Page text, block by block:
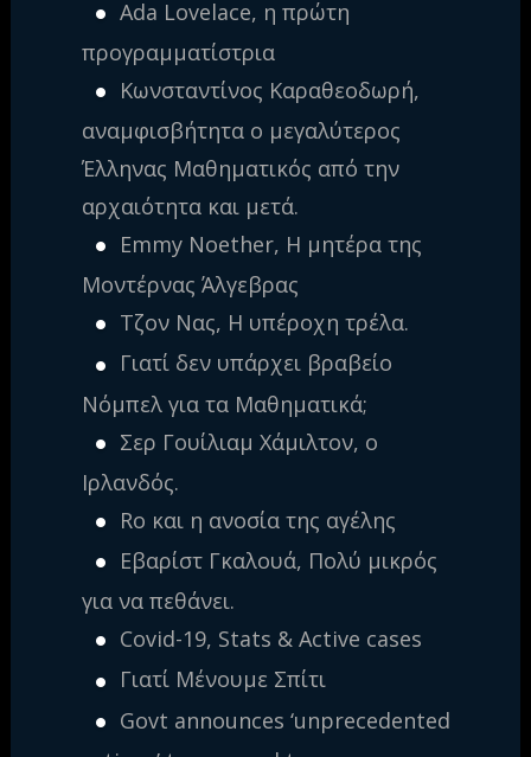
Ada Lovelace, η πρώτη
προγραμματίστρια
Κωνσταντίνος Καραθεοδωρή,
αναμφισβήτητα ο μεγαλύτερος
Έλληνας Μαθηματικός από την
αρχαιότητα και μετά.
Emmy Noether, Η μητέρα της
Μοντέρνας Άλγεβρας
Τζον Νας, Η υπέροχη τρέλα.
Γιατί δεν υπάρχει βραβείο
Νόμπελ για τα Μαθηματικά;
Σερ Γουίλιαμ Χάμιλτον, ο
Ιρλανδός.
Ro και η ανοσία της αγέλης
Εβαρίστ Γκαλουά, Πολύ μικρός
για να πεθάνει.
Covid-19, Stats & Active cases
Γιατί Μένουμε Σπίτι
Govt announces ‘unprecedented